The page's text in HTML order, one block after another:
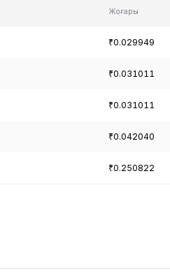
Жоғары
₹0.029949
₹0.031011
₹0.031011
₹0.042040
₹0.250822